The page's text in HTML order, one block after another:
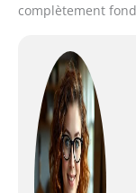
complètement